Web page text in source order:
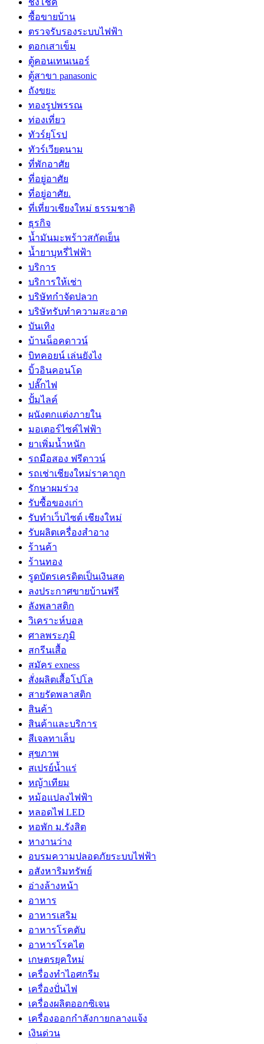
ซื้อขายบ้าน
ตรวจรับรองระบบไฟฟ้า
ตอกเสาเข็ม
ตู้คอนเทนเนอร์
ตู้สาขา panasonic
ถังขยะ
ทองรูปพรรณ
ท่องเที่ยว
ทัวร์ยุโรป
ทัวร์เวียดนาม
ที่พักอาศัย
ที่อยู่อาศัย
ที่อยู่อาศัย.
ที่เที่ยวเชียงใหม่ ธรรมชาติ
ธุรกิจ
น้ำมันมะพร้าวสกัดเย็น
น้ำยาบุหรี่ไฟฟ้า
บริการ
บริการให้เช่า
บริษัทกำจัดปลวก
บริษัทรับทำความสะอาด
บันเทิง
บ้านน็อคดาวน์
บิทคอยน์ เล่นยังไง
บิ้วอินคอนโด
ปลั๊กไฟ
ปั้มไลค์
ผนังตกแต่งภายใน
มอเตอร์ไซค์ไฟฟ้า
ยาเพิ่มน้ำหนัก
รถมือสอง ฟรีดาวน์
รถเช่าเชียงใหม่ราคาถูก
รักษาผมร่วง
รับซื้อของเก่า
รับทำเว็บไซต์ เชียงใหม่
รับผลิตเครื่องสำอาง
ร้านค้า
ร้านทอง
รูดบัตรเครดิตเป็นเงินสด
ลงประกาศขายบ้านฟรี
ลังพลาสติก
วิเคราะห์บอล
ศาลพระภูมิ
สกรีนเสื้อ
สมัคร exness
สั่งผลิตเสื้อโปโล
สายรัดพลาสติก
สินค้า
สินค้าและบริการ
สีเจลทาเล็บ
สุขภาพ
สเปรย์น้ำแร่
หญ้าเทียม
หม้อแปลงไฟฟ้า
หลอดไฟ LED
หอพัก ม.รังสิต
หางานว่าง
อบรมความปลอดภัยระบบไฟฟ้า
อสังหาริมทรัพย์
อ่างล้างหน้า
อาหาร
อาหารเสริม
อาหารโรคตับ
อาหารโรคไต
เกษตรยุคใหม่
เครื่องทำไอศกรีม
เครื่องปั่นไฟ
เครื่องผลิตออกซิเจน
เครื่องออกกำลังกายกลางแจ้ง
เงินด่วน